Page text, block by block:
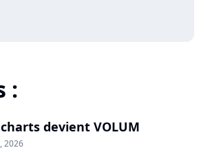
:
devient VOLUM
2026